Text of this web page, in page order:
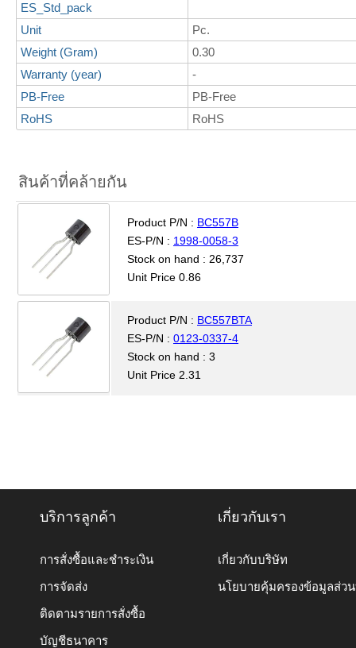
ES_Std_pack
Unit
Pc.
Weight (Gram)
0.30
Warranty (year)
-
PB-Free
PB-Free
RoHS
RoHS
สินค้าที่คล้ายกัน
Product P/N : BC557B
ES-P/N : 1998-0058-3
Stock on hand : 26,737
Unit Price 0.86
Product P/N : BC557BTA
ES-P/N : 0123-0337-4
Stock on hand : 3
Unit Price 2.31
บริการลูกค้า
การสั่งซื้อและชำระเงิน
การจัดส่ง
ติดตามรายการสั่งซื้อ
บัญชีธนาคาร
เกี่ยวกับเรา
เกี่ยวกับบริษัท
นโยบายคุ้มครองข้อมูลส่ว